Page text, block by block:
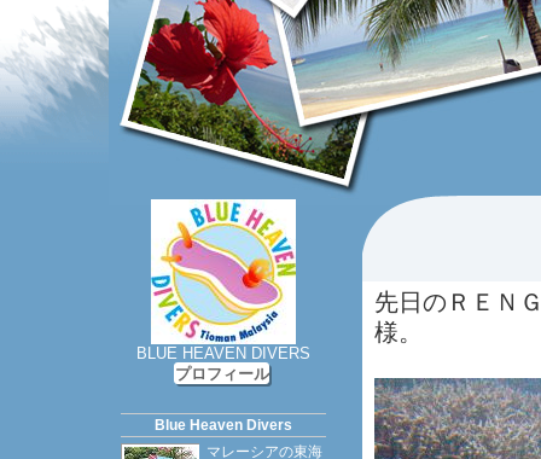
先日のＲＥＮ
様。
BLUE HEAVEN DIVERS
プロフィール
Blue Heaven Divers
マレーシアの東海